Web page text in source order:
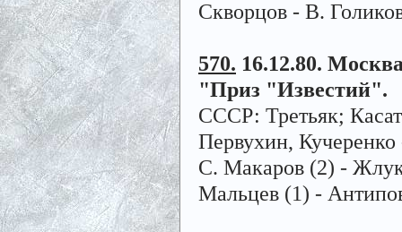
Скворцов - В.
570. 16.12.80.
"Приз "Известий".
СССР: Третьяк;
Первухин,
С. Макаров (2) -
Мальцев (1) -